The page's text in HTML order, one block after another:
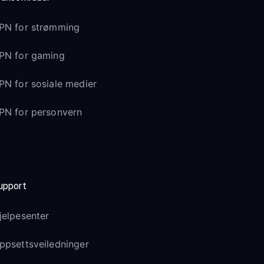
for strømming
for gaming
for sosiale medier
for personvern